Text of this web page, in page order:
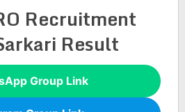
Recruitment
Result
Group Link